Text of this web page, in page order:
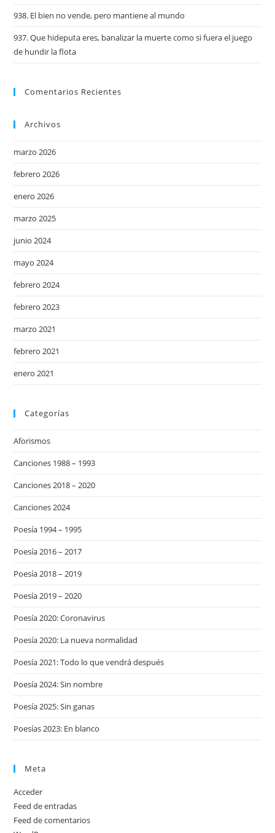
938. El bien no vende, pero mantiene al mundo
937. Que hideputa eres, banalizar la muerte como si fuera el juego
de hundir la flota
Comentarios Recientes
Archivos
marzo 2026
febrero 2026
enero 2026
marzo 2025
junio 2024
mayo 2024
febrero 2024
febrero 2023
marzo 2021
febrero 2021
enero 2021
Categorías
Aforismos
Canciones 1988 – 1993
Canciones 2018 – 2020
Canciones 2024
Poesía 1994 – 1995
Poesía 2016 – 2017
Poesía 2018 – 2019
Poesía 2019 – 2020
Poesía 2020: Coronavirus
Poesía 2020: La nueva normalidad
Poesía 2021: Todo lo que vendrá después
Poesía 2024: Sin nombre
Poesía 2025: Sin ganas
Poesías 2023: En blanco
Meta
Acceder
Feed de entradas
Feed de comentarios